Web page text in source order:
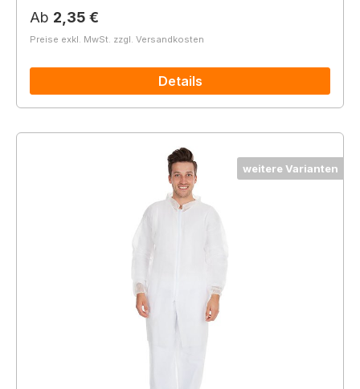
Regulärer Preis:
Ab 2,35 €
Preise exkl. MwSt. zzgl. Versandkosten
Details
weitere Varianten